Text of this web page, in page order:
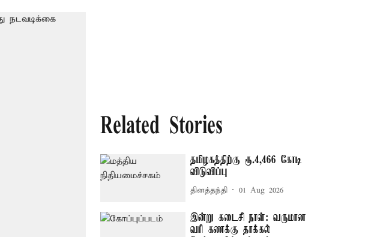
Related Stories
தமிழகத்திற்கு ரூ.4,466 கோடி
விடுவிப்பு
தினத்தந்தி 01 Aug 2026
இன்று கடைசி நாள்: வருமான
வரி கணக்கு தாக்கல்